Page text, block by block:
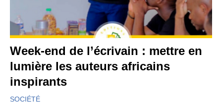
Week-end de l’écrivain : mettre en
lumière les auteurs africains
inspirants
SOCIÉTÉ